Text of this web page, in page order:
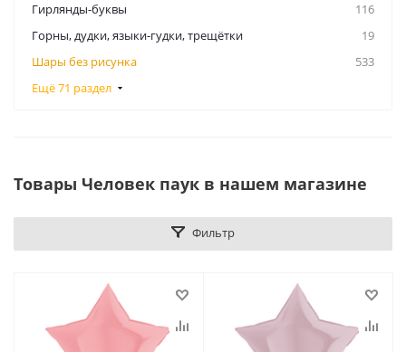
Гирлянды-буквы
116
Горны, дудки, языки-гудки, трещётки
19
Шары без рисунка
533
Ещё 71 раздел
Товары Человек паук в нашем магазине
Фильтр